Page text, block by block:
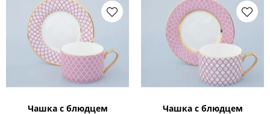
Чашка с блюдцем
Чашка с блюдцем